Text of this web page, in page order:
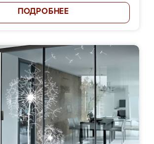
ПОДРОБНЕЕ